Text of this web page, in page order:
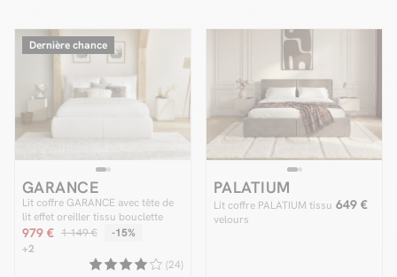
Dernière chance
GARANCE
Lit coffre GARANCE avec tête de
lit effet oreiller tissu bouclette
979 € 1 149 €
-15%
+2
(24)
PALATIUM
Lit coffre PALATIUM tissu
velours
649 €